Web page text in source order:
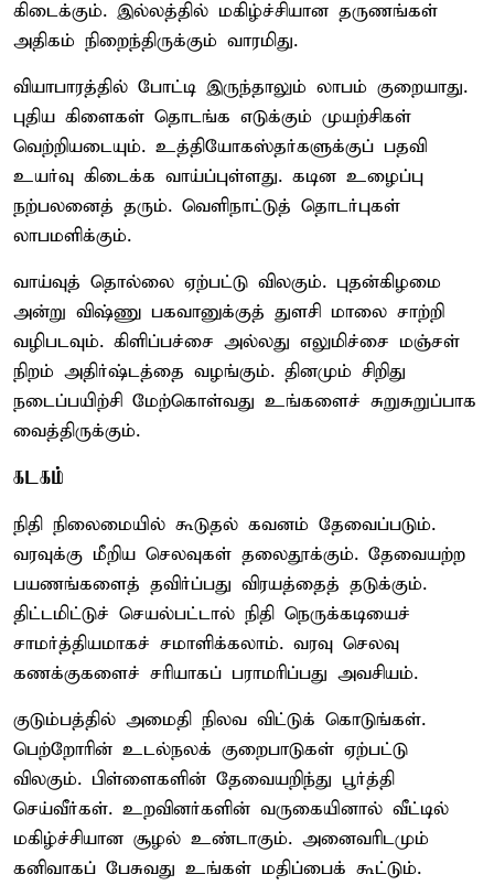
கிடைக்கும். இல்லத்தில் மகிழ்ச்சியான தருணங்கள்
அதிகம் நிறைந்திருக்கும் வாரமிது.
வியாபாரத்தில் போட்டி இருந்தாலும் லாபம் குறையாது.
புதிய கிளைகள் தொடங்க எடுக்கும் முயற்சிகள்
வெற்றியடையும். உத்தியோகஸ்தர்களுக்குப் பதவி
உயர்வு கிடைக்க வாய்ப்புள்ளது. கடின உழைப்பு
நற்பலனைத் தரும். வெளிநாட்டுத் தொடர்புகள்
லாபமளிக்கும்.
வாய்வுத் தொல்லை ஏற்பட்டு விலகும். புதன்கிழமை
அன்று விஷ்ணு பகவானுக்குத் துளசி மாலை சாற்றி
வழிபடவும். கிளிப்பச்சை அல்லது எலுமிச்சை மஞ்சள்
நிறம் அதிர்ஷ்டத்தை வழங்கும். தினமும் சிறிது
நடைப்பயிற்சி மேற்கொள்வது உங்களைச் சுறுசுறுப்பாக
வைத்திருக்கும்.
கடகம்
நிதி நிலைமையில் கூடுதல் கவனம் தேவைப்படும்.
வரவுக்கு மீறிய செலவுகள் தலைதூக்கும். தேவையற்ற
பயணங்களைத் தவிர்ப்பது விரயத்தைத் தடுக்கும்.
திட்டமிட்டுச் செயல்பட்டால் நிதி நெருக்கடியைச்
சாமர்த்தியமாகச் சமாளிக்கலாம். வரவு செலவு
கணக்குகளைச் சரியாகப் பராமரிப்பது அவசியம்.
குடும்பத்தில் அமைதி நிலவ விட்டுக் கொடுங்கள்.
பெற்றோரின் உடல்நலக் குறைபாடுகள் ஏற்பட்டு
விலகும். பிள்ளைகளின் தேவையறிந்து பூர்த்தி
செய்வீர்கள். உறவினர்களின் வருகையினால் வீட்டில்
மகிழ்ச்சியான சூழல் உண்டாகும். அனைவரிடமும்
கனிவாகப் பேசுவது உங்கள் மதிப்பைக் கூட்டும்.